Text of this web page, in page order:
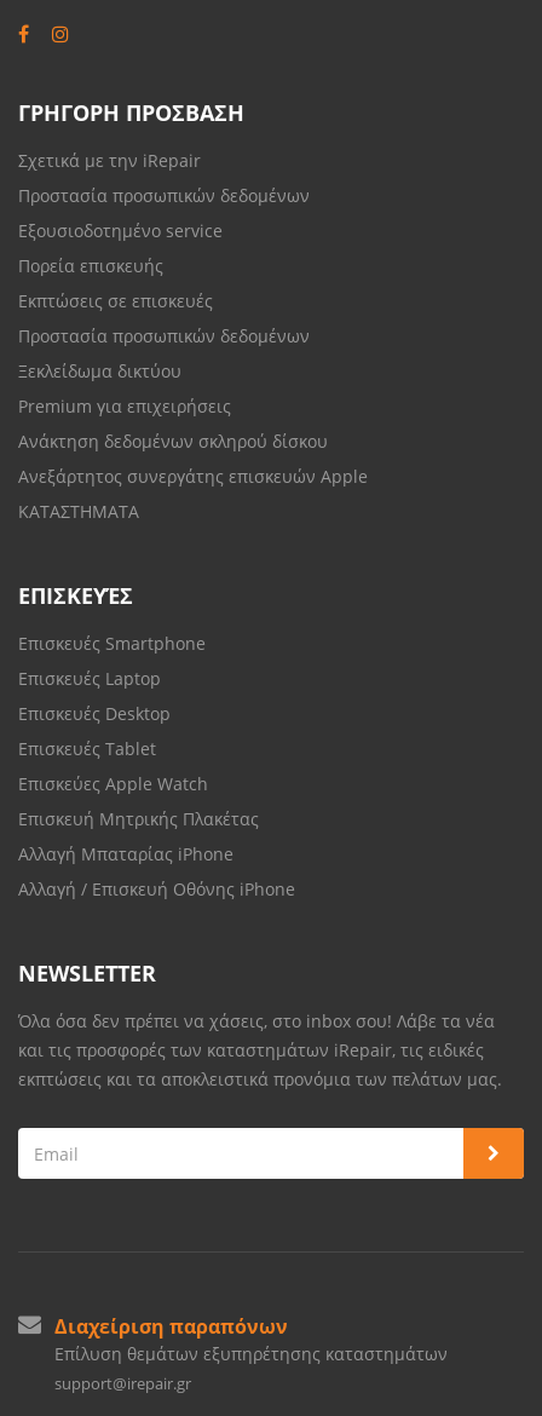
ΓΡΗΓΟΡΗ ΠΡΟΣΒΑΣΗ
Σχετικά με την iRepair
Προστασία προσωπικών δεδομένων
Εξουσιοδοτημένο service
Πορεία επισκευής
Εκπτώσεις σε επισκευές
Προστασία προσωπικών δεδομένων
Ξεκλείδωμα δικτύου
Premium για επιχειρήσεις
Ανάκτηση δεδομένων σκληρού δίσκου
Ανεξάρτητος συνεργάτης επισκευών Apple
ΚΑΤΑΣΤΗΜΑΤΑ
ΕΠΙΣΚΕΥΈΣ
Επισκευές Smartphone
Επισκευές Laptop
Επισκευές Desktop
Επισκευές Tablet
Επισκεύες Apple Watch
Επισκευή Μητρικής Πλακέτας
Αλλαγή Μπαταρίας iPhone
Αλλαγή / Επισκευή Οθόνης iPhone
NEWSLETTER
Όλα όσα δεν πρέπει να χάσεις, στο inbox σου! Λάβε τα νέα
και τις προσφορές των καταστημάτων iRepair, τις ειδικές
εκπτώσεις και τα αποκλειστικά προνόμια των πελάτων μας.
Διαχείριση παραπόνων
Επίλυση θεμάτων εξυπηρέτησης καταστημάτων
support@irepair.gr